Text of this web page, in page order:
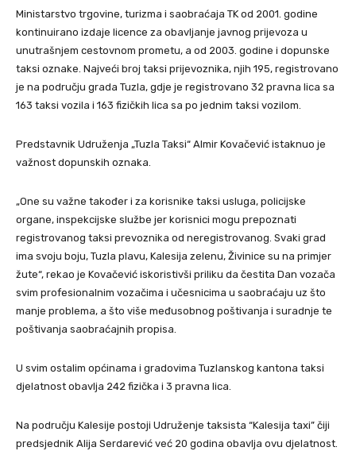
Ministarstvo trgovine, turizma i saobraćaja TK od 2001. godine
kontinuirano izdaje licence za obavljanje javnog prijevoza u
unutrašnjem cestovnom prometu, a od 2003. godine i dopunske
taksi oznake. Najveći broj taksi prijevoznika, njih 195, registrovano
je na području grada Tuzla, gdje je registrovano 32 pravna lica sa
163 taksi vozila i 163 fizičkih lica sa po jednim taksi vozilom.
Predstavnik Udruženja „Tuzla Taksi“ Almir Kovačević istaknuo je
važnost dopunskih oznaka.
„One su važne također i za korisnike taksi usluga, policijske
organe, inspekcijske službe jer korisnici mogu prepoznati
registrovanog taksi prevoznika od neregistrovanog. Svaki grad
ima svoju boju, Tuzla plavu, Kalesija zelenu, Živinice su na primjer
žute“, rekao je Kovačević iskoristivši priliku da čestita Dan vozača
svim profesionalnim vozačima i učesnicima u saobraćaju uz što
manje problema, a što više međusobnog poštivanja i suradnje te
poštivanja saobraćajnih propisa.
U svim ostalim općinama i gradovima Tuzlanskog kantona taksi
djelatnost obavlja 242 fizička i 3 pravna lica.
Na području Kalesije postoji Udruženje taksista “Kalesija taxi” čiji
predsjednik Alija Serdarević već 20 godina obavlja ovu djelatnost.